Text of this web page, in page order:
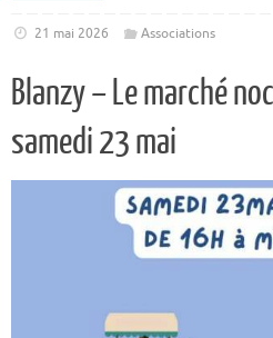
21 mai 2026 Associations
Blanzy – Le marché
samedi 23 mai